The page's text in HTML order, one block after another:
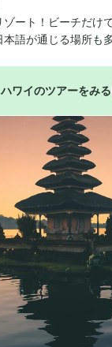
ート！ビーチだけ
本語が通じる場所も
ハワイのツアーをみる